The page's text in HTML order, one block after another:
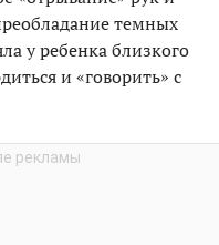
темных
у ребенка близкого
и «говорить» с